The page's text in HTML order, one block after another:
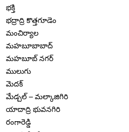
భక్తి
భద్రాద్రి కొత్తగూడెం
మంచిర్యాల
మహబూబాబాద్
మహబూబ్ నగర్
ములుగు
మెదక్
మేడ్చల్ – మల్కాజిగిరి
యాదాద్రి భువనగిరి
రంగారెడ్డి